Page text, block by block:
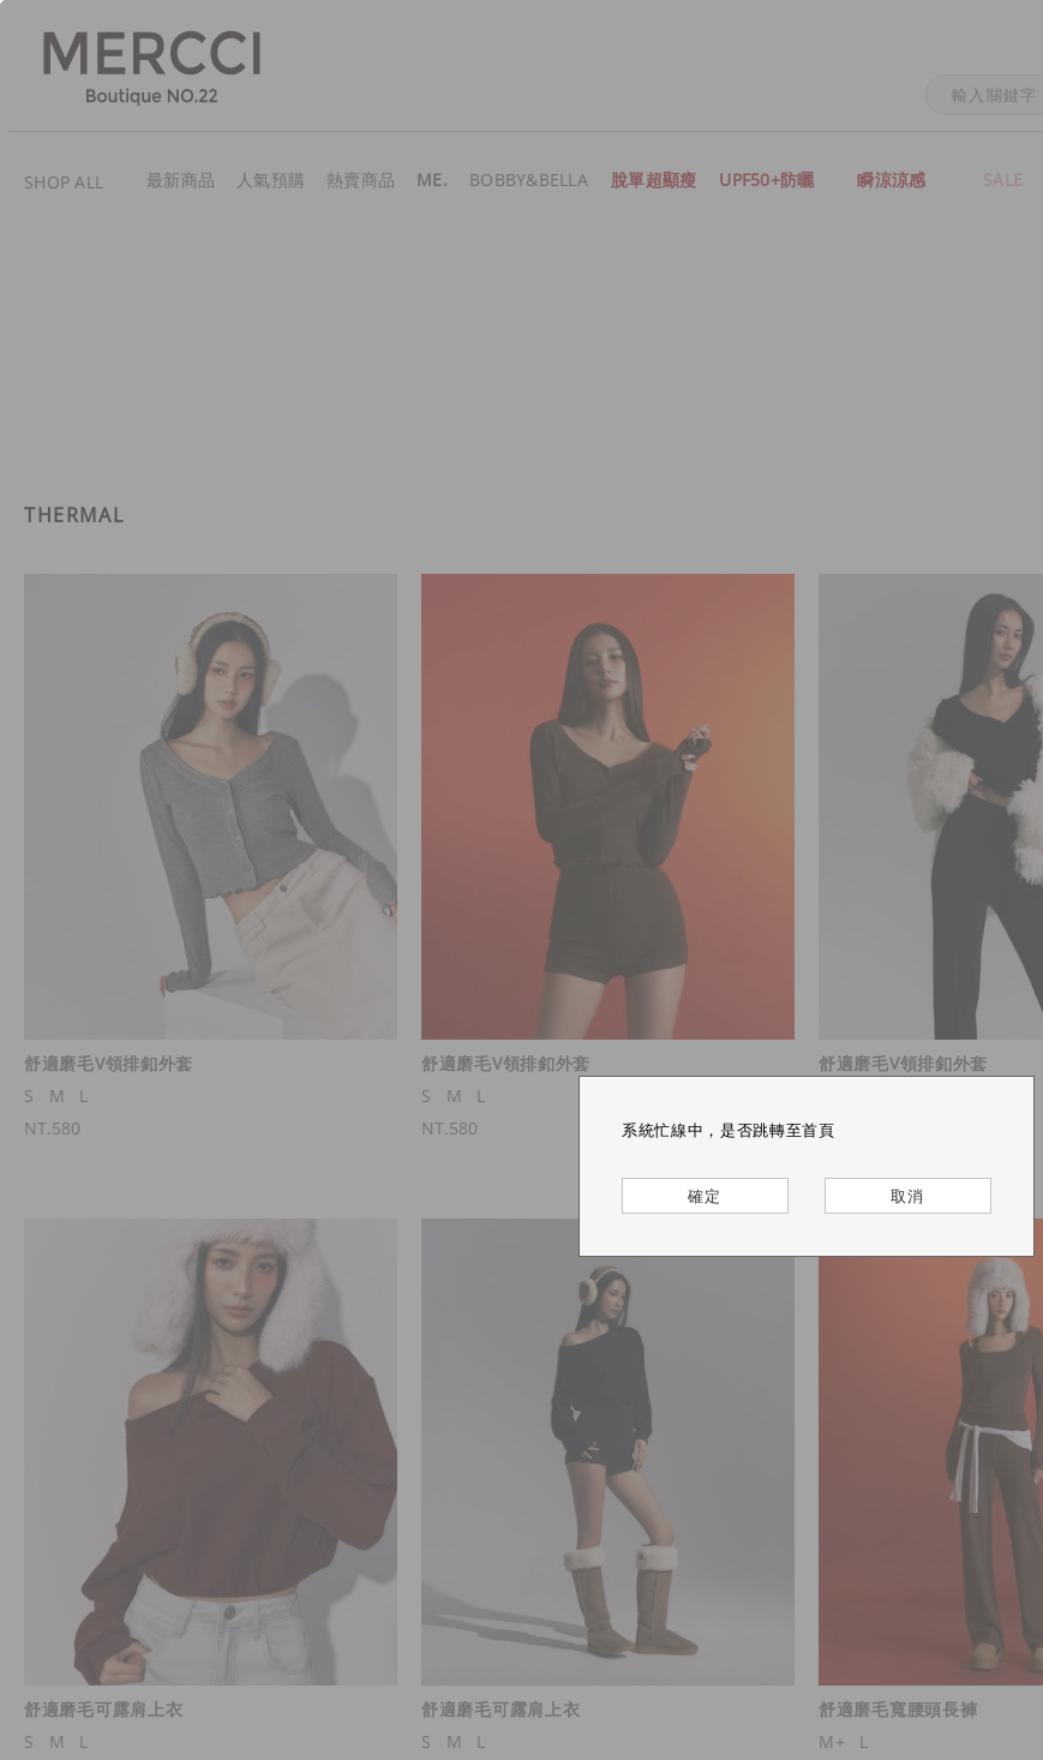
SHOP ALL 最新商品 人氣預購 熱賣商品 ME. BOBBY&BELLA 脫單超顯瘦 UPF50+防曬 瞬涼涼感 SALE
THERMAL
舒適磨毛V領排釦外套
S
M
L
NT.580
舒適磨毛V領排釦外套
S
M
L
NT.580
舒適磨毛V領排釦外套
NT.580
舒適磨毛可露肩上衣
S
M
L
舒適磨毛可露肩上衣
S
M
L
舒適磨毛寬腰頭長褲
M+
L
系統忙線中，是否跳轉至首頁
確定 取消
系統忙線中，是否跳轉至首頁
確定 取消
系統忙線中，是否跳轉至首頁
確定 取消
系統忙線中，是否跳轉至首頁
確定 取消